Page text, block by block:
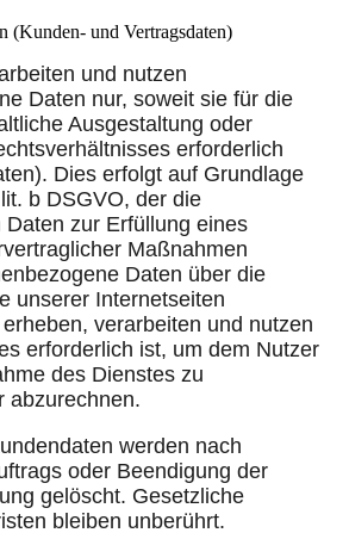
(Kunden- und Vertragsdaten)
und nutzen
Daten nur, soweit sie für die
Ausgestaltung oder
erforderlich
Dies erfolgt auf Grundlage
b DSGVO, der die
Daten zur Erfüllung eines
Maßnahmen
Daten über die
unserer Internetseiten
verarbeiten und nutzen
erforderlich ist, um dem Nutzer
des Dienstes zu
abzurechnen.
werden nach
oder Beendigung der
gelöscht. Gesetzliche
bleiben unberührt.